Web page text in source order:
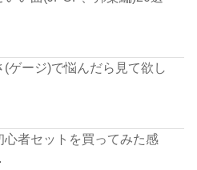
(ゲージ)で悩んだら見て欲し
心者セットを買ってみた感